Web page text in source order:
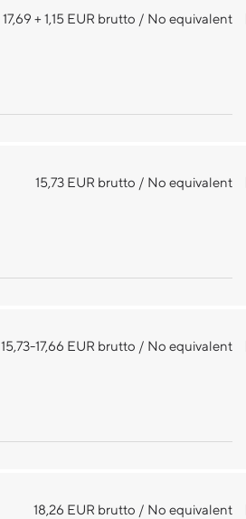
17,69 + 1,15 EUR brutto / No equivalent
15,73 EUR brutto / No equivalent
15,73-17,66 EUR brutto / No equivalent
18,26 EUR brutto / No equivalent